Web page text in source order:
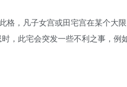
格，凡子女宫或田宅宫在某个大限
，此宅会突发一些不利之事，例